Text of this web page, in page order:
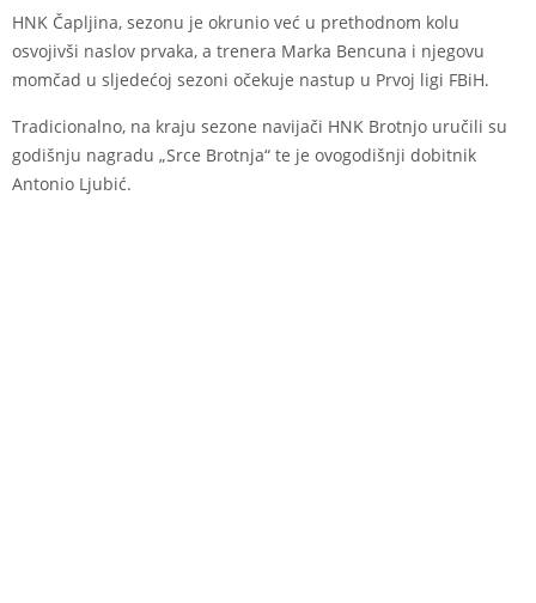
HNK Čapljina, sezonu je okrunio već u prethodnom kolu
osvojivši naslov prvaka, a trenera Marka Bencuna i njegovu
momčad u sljedećoj sezoni očekuje nastup u Prvoj ligi FBiH.
Tradicionalno, na kraju sezone navijači HNK Brotnjo uručili su
godišnju nagradu „Srce Brotnja“ te je ovogodišnji dobitnik
Antonio Ljubić.